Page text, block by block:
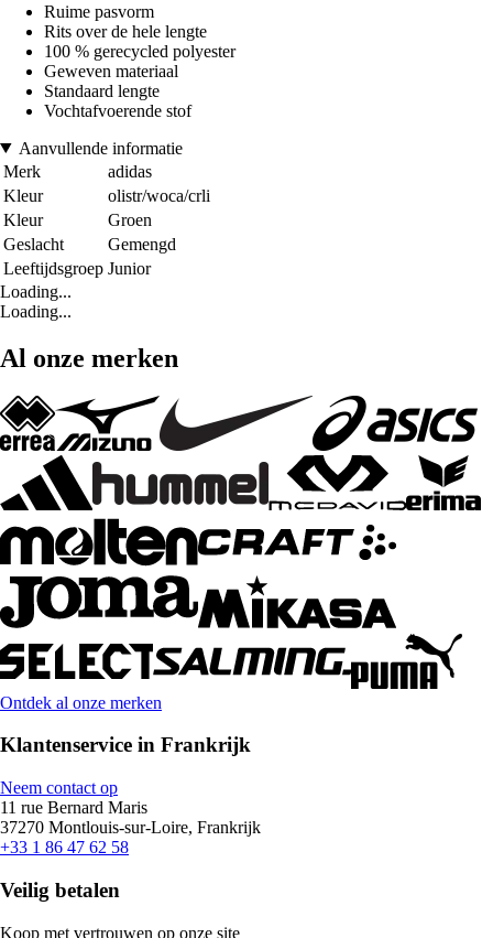
Ruime pasvorm
Rits over de hele lengte
100 % gerecycled polyester
Geweven materiaal
Standaard lengte
Vochtafvoerende stof
Aanvullende informatie
Merk
adidas
Kleur
olistr/woca/crli
Kleur
Groen
Geslacht
Gemengd
Leeftijdsgroep Junior
Loading...
Loading...
Al onze merken
Ontdek al onze merken
Klantenservice in Frankrijk
Neem contact op
11 rue Bernard Maris
37270 Montlouis-sur-Loire, Frankrijk
+33 1 86 47 62 58
Veilig betalen
Koop met vertrouwen op onze site